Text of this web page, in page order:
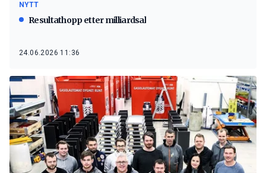
NYTT
Resultathopp etter milliardsal
24.06.2026 11:36